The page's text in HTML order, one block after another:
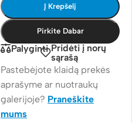
Į Krepšelį
Pirkite Dabar
Palyginti Pridėti į norų
sąrašą
Pastebėjote klaidą prekės
aprašyme ar nuotraukų
galerijoje? Praneškite
mums